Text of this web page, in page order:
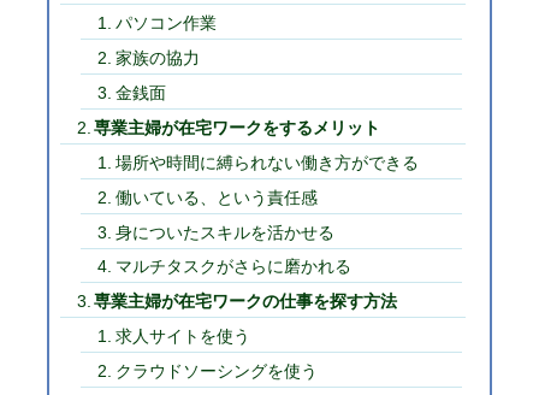
パソコン作業
家族の協力
金銭面
専業主婦が在宅ワークをするメリット
場所や時間に縛られない働き方ができる
働いている、という責任感
身についたスキルを活かせる
マルチタスクがさらに磨かれる
専業主婦が在宅ワークの仕事を探す方法
求人サイトを使う
クラウドソーシングを使う